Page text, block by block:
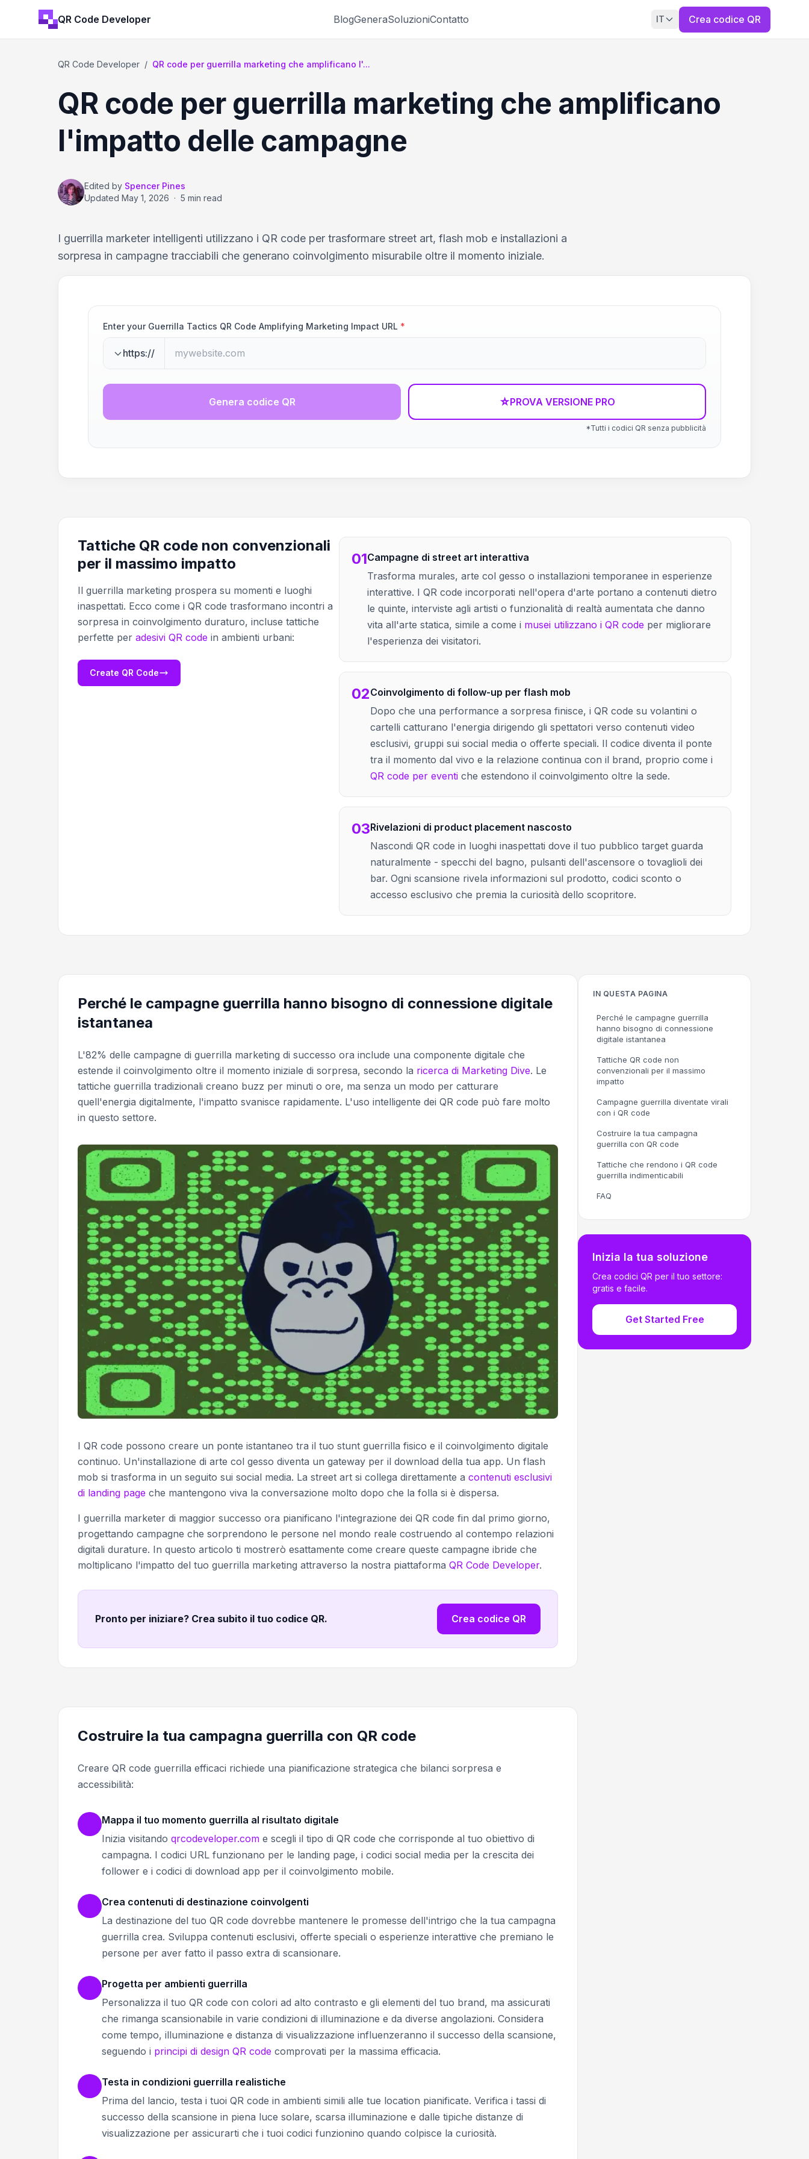
QR Code Developer BlogGeneraSoluzioniContatto IT Crea codice QR
QR Code Developer / QR code per guerrilla marketing che amplificano l'...
QR code per guerrilla marketing che amplificano
l'impatto delle campagne
Edited by Spencer Pines
Updated May 1, 2026 · 5 min read
I guerrilla marketer intelligenti utilizzano i QR code per trasformare street art, flash mob e installazioni a
sorpresa in campagne tracciabili che generano coinvolgimento misurabile oltre il momento iniziale.
Enter your Guerrilla Tactics QR Code Amplifying Marketing Impact URL *
https://
Genera codice QR ☆PROVA VERSIONE PRO
*Tutti i codici QR senza pubblicità
Tattiche QR code non convenzionali
per il massimo impatto
Il guerrilla marketing prospera su momenti e luoghi
inaspettati. Ecco come i QR code trasformano incontri a
sorpresa in coinvolgimento duraturo, incluse tattiche
perfette per adesivi QR code in ambienti urbani:
Create QR Code
01Campagne di street art interattiva
Trasforma murales, arte col gesso o installazioni temporanee in esperienze
interattive. I QR code incorporati nell'opera d'arte portano a contenuti dietro
le quinte, interviste agli artisti o funzionalità di realtà aumentata che danno
vita all'arte statica, simile a come i musei utilizzano i QR code per migliorare
l'esperienza dei visitatori.
02Coinvolgimento di follow-up per flash mob
Dopo che una performance a sorpresa finisce, i QR code su volantini o
cartelli catturano l'energia dirigendo gli spettatori verso contenuti video
esclusivi, gruppi sui social media o offerte speciali. Il codice diventa il ponte
tra il momento dal vivo e la relazione continua con il brand, proprio come i
QR code per eventi che estendono il coinvolgimento oltre la sede.
03Rivelazioni di product placement nascosto
Nascondi QR code in luoghi inaspettati dove il tuo pubblico target guarda
naturalmente - specchi del bagno, pulsanti dell'ascensore o tovaglioli dei
bar. Ogni scansione rivela informazioni sul prodotto, codici sconto o
accesso esclusivo che premia la curiosità dello scopritore.
Perché le campagne guerrilla hanno bisogno di connessione digitale
istantanea
L'82% delle campagne di guerrilla marketing di successo ora include una componente digitale che
estende il coinvolgimento oltre il momento iniziale di sorpresa, secondo la ricerca di Marketing Dive. Le
tattiche guerrilla tradizionali creano buzz per minuti o ore, ma senza un modo per catturare
quell'energia digitalmente, l'impatto svanisce rapidamente. L'uso intelligente dei QR code può fare molto
in questo settore.
I QR code possono creare un ponte istantaneo tra il tuo stunt guerrilla fisico e il coinvolgimento digitale
continuo. Un'installazione di arte col gesso diventa un gateway per il download della tua app. Un flash
mob si trasforma in un seguito sui social media. La street art si collega direttamente a contenuti esclusivi
di landing page che mantengono viva la conversazione molto dopo che la folla si è dispersa.
I guerrilla marketer di maggior successo ora pianificano l'integrazione dei QR code fin dal primo giorno,
progettando campagne che sorprendono le persone nel mondo reale costruendo al contempo relazioni
digitali durature. In questo articolo ti mostrerò esattamente come creare queste campagne ibride che
moltiplicano l'impatto del tuo guerrilla marketing attraverso la nostra piattaforma QR Code Developer.
Pronto per iniziare? Crea subito il tuo codice QR. Crea codice QR
Costruire la tua campagna guerrilla con QR code
Creare QR code guerrilla efficaci richiede una pianificazione strategica che bilanci sorpresa e
accessibilità:
Mappa il tuo momento guerrilla al risultato digitale
Inizia visitando qrcodeveloper.com e scegli il tipo di QR code che corrisponde al tuo obiettivo di
campagna. I codici URL funzionano per le landing page, i codici social media per la crescita dei
follower e i codici di download app per il coinvolgimento mobile.
Crea contenuti di destinazione coinvolgenti
La destinazione del tuo QR code dovrebbe mantenere le promesse dell'intrigo che la tua campagna
guerrilla crea. Sviluppa contenuti esclusivi, offerte speciali o esperienze interattive che premiano le
persone per aver fatto il passo extra di scansionare.
Progetta per ambienti guerrilla
Personalizza il tuo QR code con colori ad alto contrasto e gli elementi del tuo brand, ma assicurati
che rimanga scansionabile in varie condizioni di illuminazione e da diverse angolazioni. Considera
come tempo, illuminazione e distanza di visualizzazione influenzeranno il successo della scansione,
seguendo i principi di design QR code comprovati per la massima efficacia.
Testa in condizioni guerrilla realistiche
Prima del lancio, testa i tuoi QR code in ambienti simili alle tue location pianificate. Verifica i tassi di
successo della scansione in piena luce solare, scarsa illuminazione e dalle tipiche distanze di
visualizzazione per assicurarti che i tuoi codici funzionino quando colpisce la curiosità.
IN QUESTA PAGINA
Perché le campagne guerrilla
hanno bisogno di connessione
digitale istantanea
Tattiche QR code non
convenzionali per il massimo
impatto
Campagne guerrilla diventate virali
con i QR code
Costruire la tua campagna
guerrilla con QR code
Tattiche che rendono i QR code
guerrilla indimenticabili
FAQ
Inizia la tua soluzione
Crea codici QR per il tuo settore:
gratis e facile.
Get Started Free